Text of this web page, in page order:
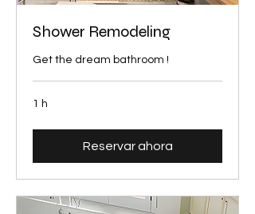
Shower Remodeling
Get the dream bathroom !
1 h
Reservar ahora